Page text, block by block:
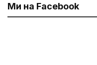
Ми на Facebook